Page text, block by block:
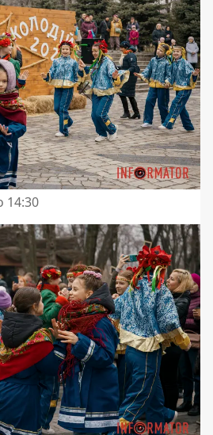
14:30